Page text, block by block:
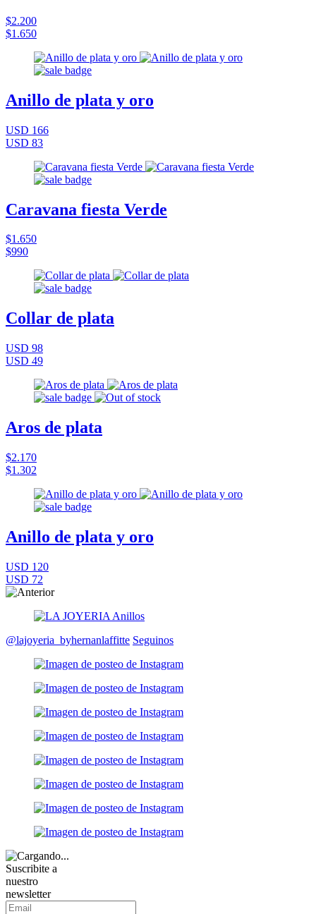
$2.200
$1.650
Anillo de plata y oro
USD 166
USD 83
Caravana fiesta Verde
$1.650
$990
Collar de plata
USD 98
USD 49
Aros de plata
$2.170
$1.302
Anillo de plata y oro
USD 120
USD 72
@lajoyeria_byhernanlaffitte Seguinos
Suscribite a
nuestro
newsletter